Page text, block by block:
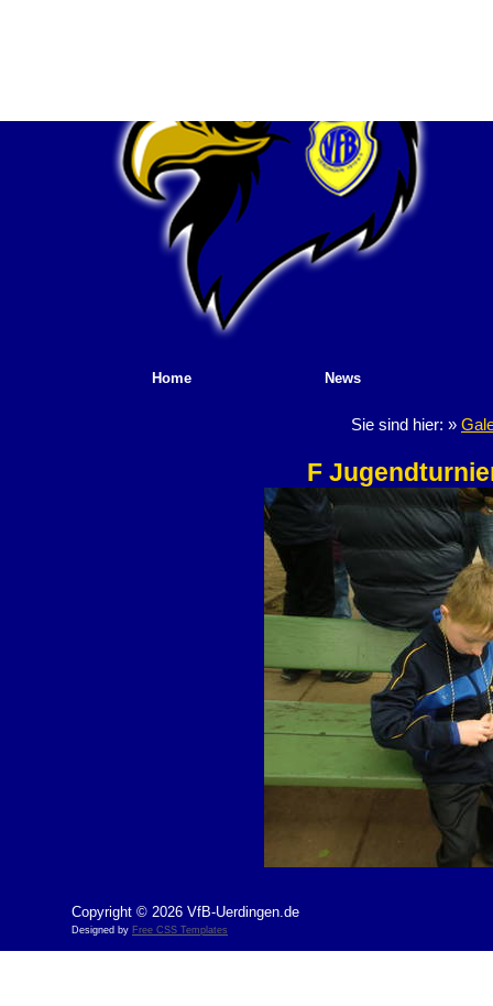
Home News
Sie sind hier: »
F
Copyright © 2026 VfB-Uerdingen.de
Designed by Free CSS Templates